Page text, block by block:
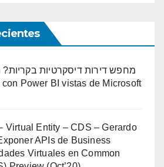
מחפש דירות דיסקרטיות
Power BI vistas de Microsoft
Virtual Entity – CDS – Gerardo
APIs de Business
Virtuales en Common